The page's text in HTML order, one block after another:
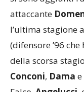
attaccante
l’ultima stagione
(difensore ’96
della scorsa
Conconi,Damae
Falco,Angelucci ,